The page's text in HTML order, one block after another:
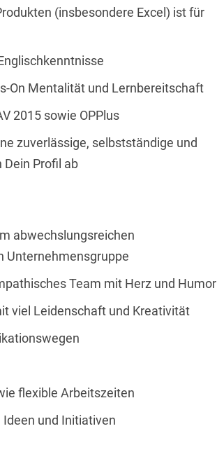
(insbesondere Excel) ist für
On Mentalität und Lernbereitschaft
2015 sowie OPPlus
zuverlässige, selbstständige und
Profil ab
abwechslungsreichen
Unternehmensgruppe
Team mit Herz und Humor
viel Leidenschaft und Kreativität
flexible Arbeitszeiten
und Initiativen